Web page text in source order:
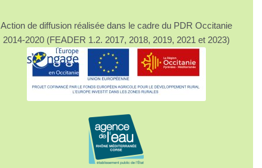
Action de diffusion réalisée dans le cadre du PDR Occitanie
2014-2020 (FEADER 1.2. 2017, 2018, 2019, 2021 et 2023)